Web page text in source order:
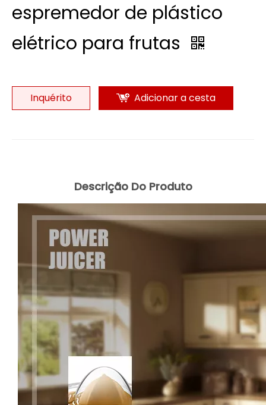
espremedor de plástico
elétrico para frutas
Inquérito Adicionar a cesta
Descrição Do Produto